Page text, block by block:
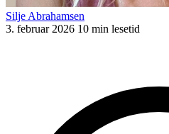
Silje Abrahamsen
3. februar 2026 10 min lesetid